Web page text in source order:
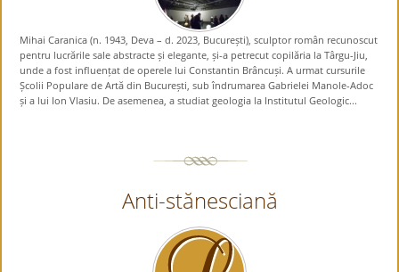
Mihai Caranica (n. 1943, Deva – d. 2023, București), sculptor român recunoscut
pentru lucrările sale abstracte și elegante, și-a petrecut copilăria la Târgu-Jiu,
unde a fost influențat de operele lui Constantin Brâncuși. A urmat cursurile
Școlii Populare de Artă din București, sub îndrumarea Gabrielei Manole-Adoc
și a lui Ion Vlasiu. De asemenea, a studiat geologia la Institutul Geologic...
Anti-stănesciană